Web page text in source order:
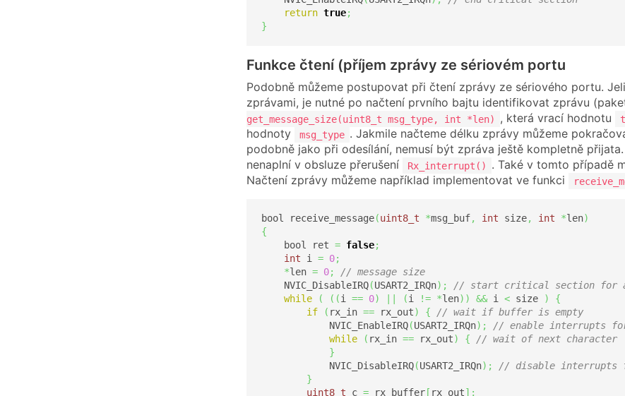
return true;
}
Funkce čtení (příjem zprávy ze sériovém portu
Podobně můžeme postupovat při čtení zprávy ze sériového portu.
zprávami, je nutné po načtení prvního bajtu identifikovat zprávu
get_message_size(uint8_t msg_type, int *len)
, která vrací hodnotu
hodnoty
msg_type . Jakmile načteme délku zprávy můžeme
podobně jako při odesílání, nemusí být zpráva ještě kompletně
nenaplní v obsluze přerušení Rx_interrupt() . Také v tomto případě
Načtení zprávy můžeme například implementovat ve funkci
bool receive_message(uint8_t *msg_buf, int size, int *len)
{
    bool ret
= false;
int i = 0;
*len = 0;
// message size
    NVIC_DisableIRQ
(USART2_IRQn) ;
// start critical section for
while
( ( (i == 0) (i != *len) ) && i < size )
{
if
( rx_in == rx_out) {
// wait if buffer is empty
            NVIC_EnableIRQ
(USART2_IRQn) ;
// enable interrupts
while
( rx_in == rx_out) {
// wait of next character
}
            NVIC_DisableIRQ
(USART2_IRQn) ;
// disable interrupts
}
uint8_t c = rx_buffer [ rx_out] ;